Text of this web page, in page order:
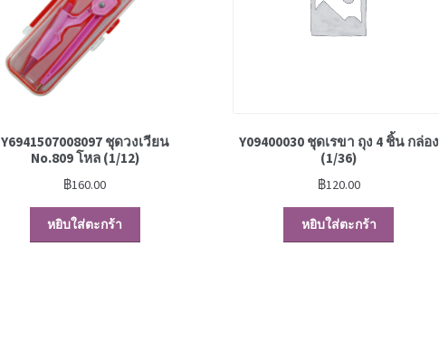
Y6941507008097 ชุดวงเวียน
No.809 โหล (1/12)
฿160.00
หยิบใส่ตะกร้า
Y09400030 ชุดเรขา ถุง 4 ชิ้น กล่อง
(1/36)
฿120.00
หยิบใส่ตะกร้า